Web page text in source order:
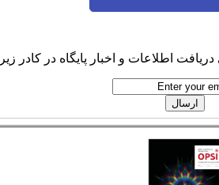
اطلاعات و اخبار پایگاه در کادر زیر